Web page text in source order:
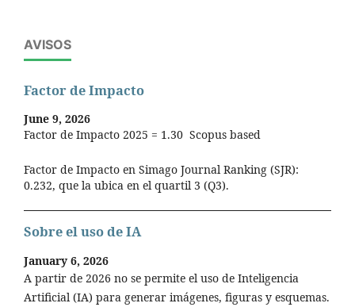
AVISOS
Factor de Impacto
June 9, 2026
Factor de Impacto 2025 = 1.30 Scopus based
Factor de Impacto en Simago Journal Ranking (SJR):
0.232, que la ubica en el quartil 3 (Q3).
Sobre el uso de IA
January 6, 2026
A partir de 2026 no se permite el uso de Inteligencia
Artificial (IA) para generar imágenes, figuras y esquemas.